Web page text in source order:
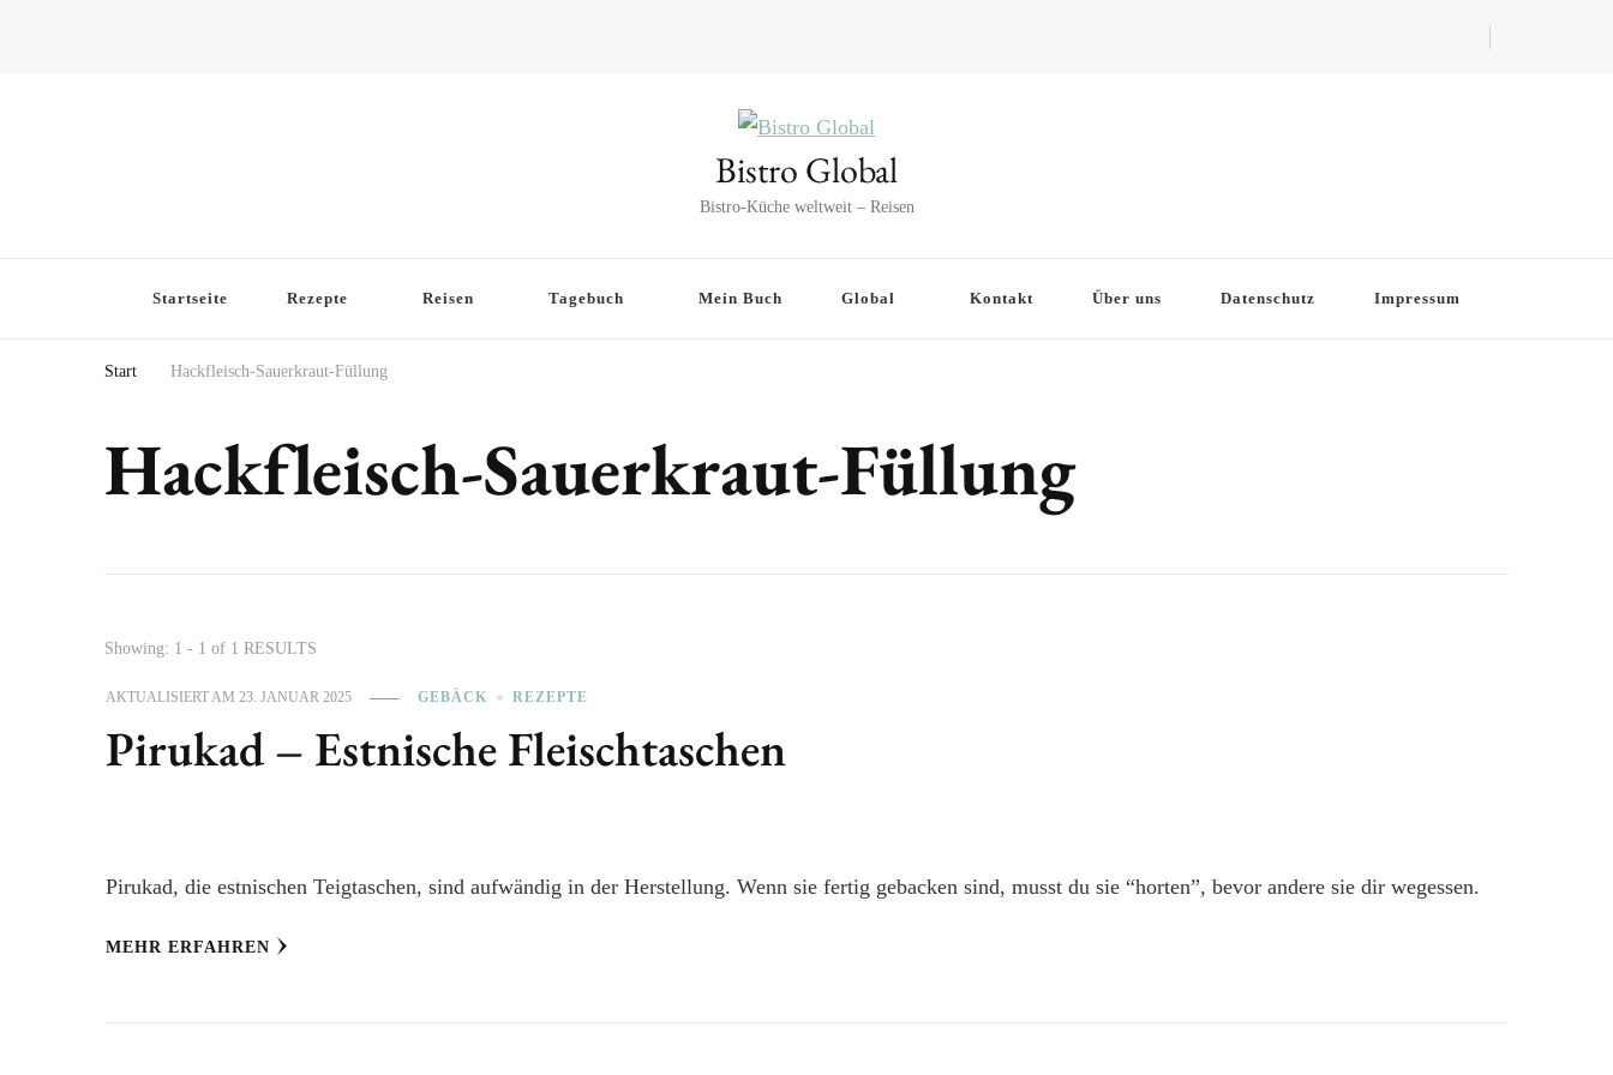
Bistro Global
Bistro-Küche weltweit – Reisen
Startseite Rezepte Reisen Tagebuch Mein Buch Global Kontakt Über uns Datenschutz Impressum
Start Hackfleisch-Sauerkraut-Füllung
Hackfleisch-Sauerkraut-Füllung
Showing: 1 - 1 of 1 RESULTS
AKTUALISIERT AM 23. JANUAR 2025 GEBÄCK REZEPTE
Pirukad – Estnische Fleischtaschen
Pirukad, die estnischen Teigtaschen, sind aufwändig in der Herstellung. Wenn sie fertig gebacken sind, musst du sie “horten”, bevor andere sie dir wegessen.
MEHR ERFAHREN